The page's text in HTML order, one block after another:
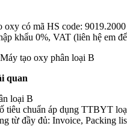
oxy có mã HS code: 9019.2000
khẩu 0%, VAT (liên hệ em
tạo oxy phân loại B
quan
loại B
tiêu chuẩn áp dụng TTBYT
từ đầy đủ: Invoice, Packing